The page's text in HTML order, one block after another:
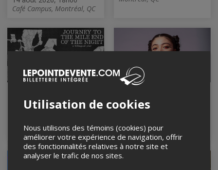
Café Campus, Montréal, QC
Bout du Mile End
Montreal, QC
spectacle
Utilisation de cookies
Nous utilisons des témoins (cookies) pour
améliorer votre expérience de navigation, offrir
des fonctionnalités relatives à notre site et
analyser le trafic de nos sites.